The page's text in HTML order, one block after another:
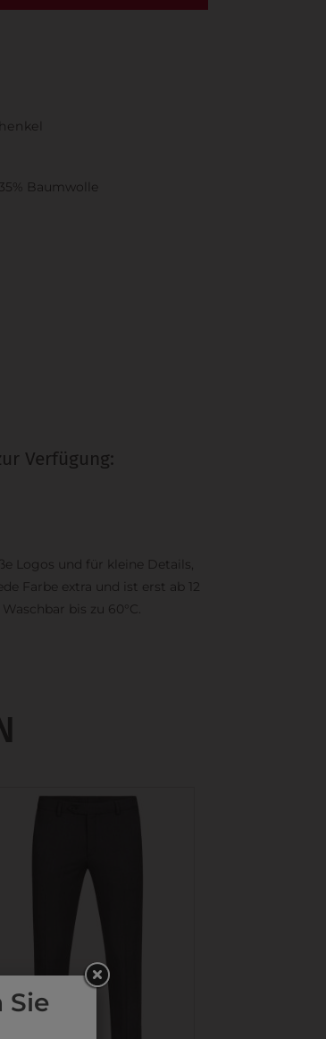
Baumwolle
Verfügung:
Logos und für kleine Details,
Farbe extra und ist erst ab 12
bis zu 60°C.
Sie